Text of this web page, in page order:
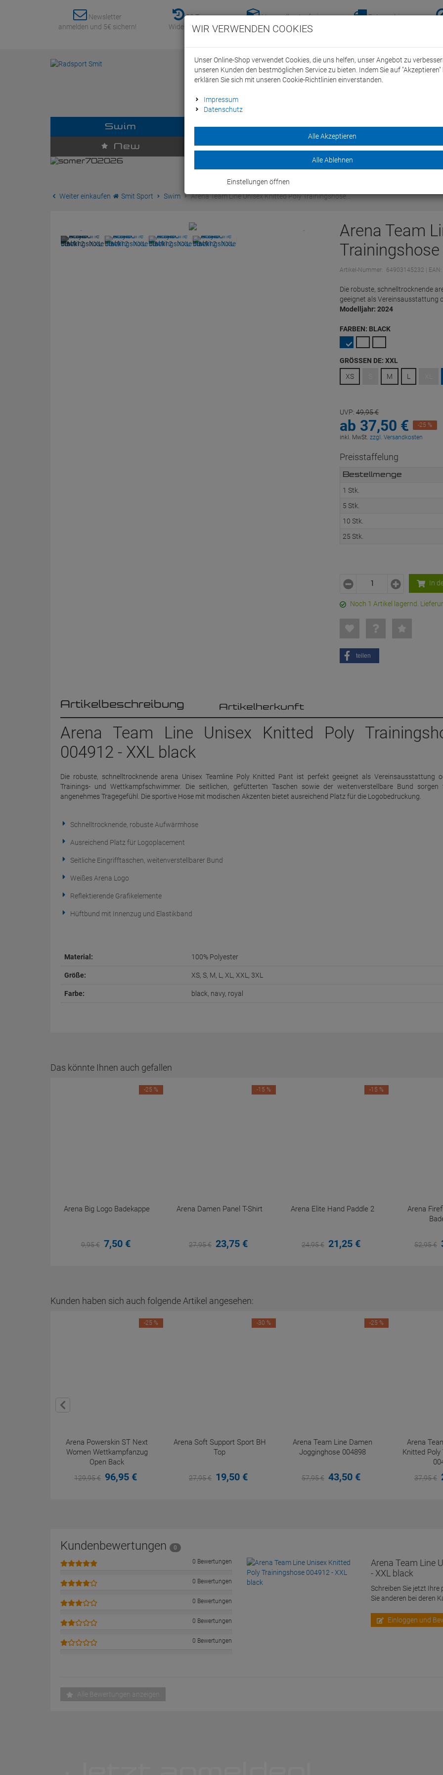
Newsletter
anmelden und 5€ sichern!
30 Tage
Widerrufsrecht
Versandkostenfreie-
Lieferung nach
Retoure hier
Swim Dein Swim Team Bike
New Marken Sale
Weiter einkaufen Smit Sport Swim Arena Team Line Unisex Knitted Poly Trainingshose…
Arena Team
Artikel-Nummer: 64903145232 |
Die robuste, schnelltrocknende
geeignet als Vereinsausstattung
Modelljahr: 2024
FARBEN: BLACK
GRÖSSEN DE: XXL
XS
M L
UVP: 49,95€
ab 37,50 €
-25 %
inkl. MwSt. zzgl. Versandkosten
Preisstaffelung
Bestellmenge
1 Stk.
5 Stk.
10 Stk.
25 Stk.
In
Noch 1 Artikel lagernd.
teilen
Artikelbeschreibung Artikelherkunft
Arena Team Line Unisex Knitted Poly
004912 - XXL black
Die robuste, schnelltrocknende arena Unisex Teamline Poly Knitted Pant ist perfekt geeignet als Vereinsausstattung
Trainings- und Wettkampfschwimmer. Die seitlichen, gefütterten Taschen sowie der weitenverstellbare Bund sorgen
angenehmes Tragegefühl. Die sportive Hose mit modischen Akzenten bietet ausreichend Platz für die Logobedruckung.
Schnelltrocknende, robuste Aufwärmhose
Ausreichend Platz für Logoplacement
Seitliche Eingrifftaschen, weitenverstellbarer Bund
Weißes Arena Logo
Reflektierende Grafikelemente
Hüftbund mit Innenzug und Elastikband
Material: 100% Polyester
Größe: XS, S, M, L, XL, XXL, 3XL
Farbe: black, navy, royal
Das könnte Ihnen auch gefallen
Arena Big Logo Badekappe
9,95€ 7,50 €
-25 %
Arena Damen Panel T-Shirt
27,95€ 23,75 €
-15 %
Arena Elite Hand Paddle 2
24,95€ 21,25 €
-15 %
Arena
52,95€
Kunden haben sich auch folgende Artikel angesehen:
Arena Powerskin ST Next
Women Wettkampfanzug
Open Back
129,95€ 96,95 €
-25 %
Arena Soft Support Sport BH
Top
27,95€ 19,50 €
-30 %
Arena Team Line Damen
Jogginghose 004898
57,95€ 43,50 €
-25 %
Arena
Knitted Poly
37,95€
Kundenbewertungen
0
0 Bewertungen
0 Bewertungen
0 Bewertungen
0 Bewertungen
0 Bewertungen
Arena Team Line
- XXL black
Schreiben Sie jetzt
Sie anderen bei deren
Einloggen und
Alle Bewertungen anzeigen
WIR VERWENDEN COOKIES
Unser Online-Shop verwendet Cookies, die uns helfen, unser Angebot zu
unseren Kunden den bestmöglichen Service zu bieten. Indem Sie auf "Akzeptieren"
erklären Sie sich mit unseren Cookie-Richtlinien einverstanden.
Impressum
Datenschutz
Alle Akzeptieren
Alle Ablehnen
Einstellungen öffnen